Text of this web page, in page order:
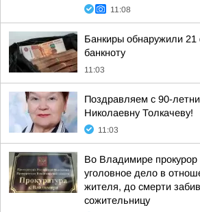
11:08
Банкиры обнаружили
банкноту
11:03
Поздравляем с 90-
Николаевну Толкачеву!
11:03
Во Владимире прокурор
уголовное дело в
жителя, до смерти
сожительницу